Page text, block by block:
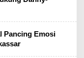
Pancing Emosi